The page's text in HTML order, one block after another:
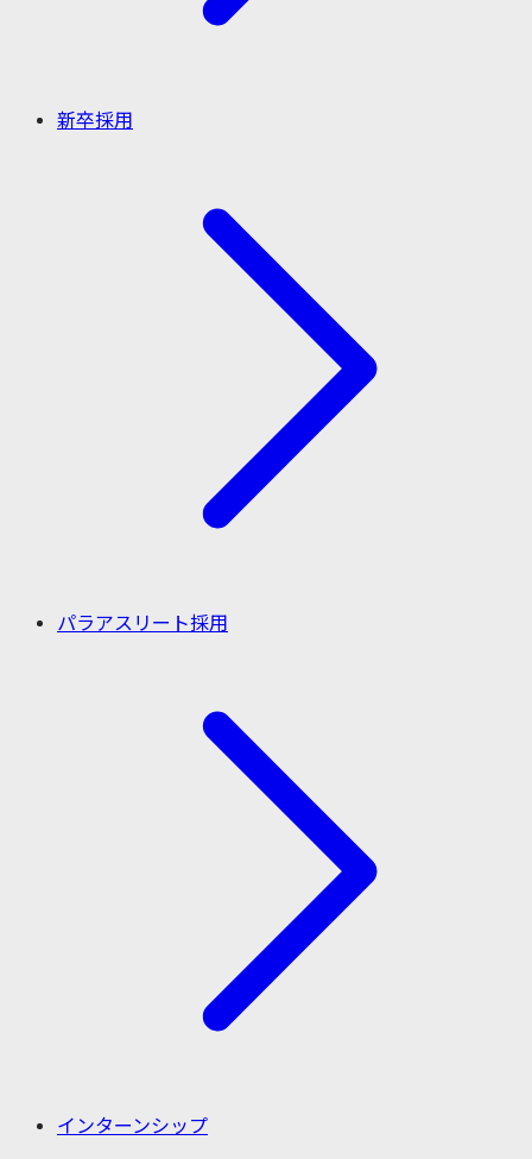
新卒採用
パラアスリート採用
インターンシップ